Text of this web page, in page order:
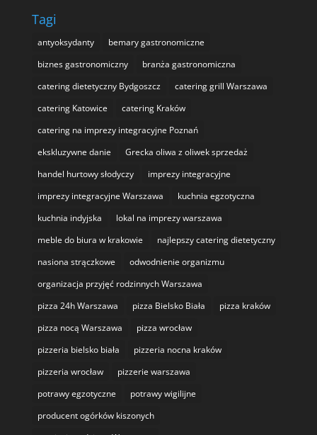
Tagi
antyoksydanty
bemary gastronomiczne
biznes gastronomiczny
branża gastronomiczna
catering dietetyczny Bydgoszcz
catering grill Warszawa
catering Katowice
catering Kraków
catering na imprezy integracyjne Poznań
ekskluzywne danie
Grecka oliwa z oliwek sprzedaż
handel hurtowy słodyczy
imprezy integracyjne
imprezy integracyjne Warszawa
kuchnia egzotyczna
kuchnia indyjska
lokal na imprezy warszawa
meble do biura w krakowie
najlepszy catering dietetyczny
nasiona strączkowe
odwodnienie organizmu
organizacja przyjęć rodzinnych Warszawa
pizza 24h Warszawa
pizza Bielsko Biała
pizza kraków
pizza nocą Warszawa
pizza wrocław
pizzeria bielsko biała
pizzeria nocna kraków
pizzeria wrocław
pizzerie warszawa
potrawy egzotyczne
potrawy wigilijne
producent ogórków kiszonych